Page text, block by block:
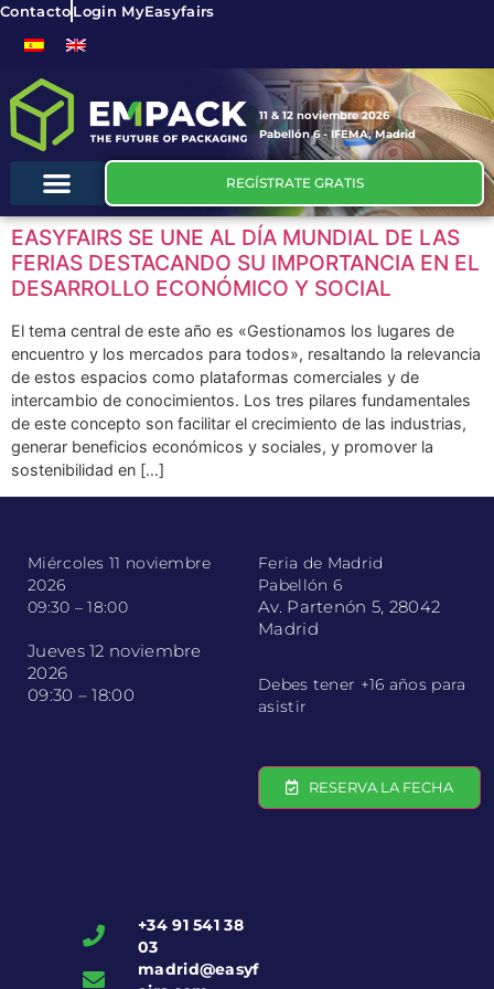
ContactoLogin MyEasyfairs
11 & 12 noviembre 2026
Pabellón 6 - IFEMA, Madrid
REGÍSTRATE GRATIS
EASYFAIRS SE UNE AL DÍA MUNDIAL DE LAS
FERIAS DESTACANDO SU IMPORTANCIA EN EL
DESARROLLO ECONÓMICO Y SOCIAL
El tema central de este año es «Gestionamos los lugares de
encuentro y los mercados para todos», resaltando la relevancia
de estos espacios como plataformas comerciales y de
intercambio de conocimientos. Los tres pilares fundamentales
de este concepto son facilitar el crecimiento de las industrias,
generar beneficios económicos y sociales, y promover la
sostenibilidad en […]
Miércoles 11 noviembre
2026
09:30 – 18:00
Jueves 12 noviembre
2026
09:30 – 18:00
Feria de Madrid
Pabellón 6
Av. Partenón 5, 28042
Madrid
Debes tener +16 años para
asistir
RESERVA LA FECHA
+34 91 541 38
03
madrid@easyf